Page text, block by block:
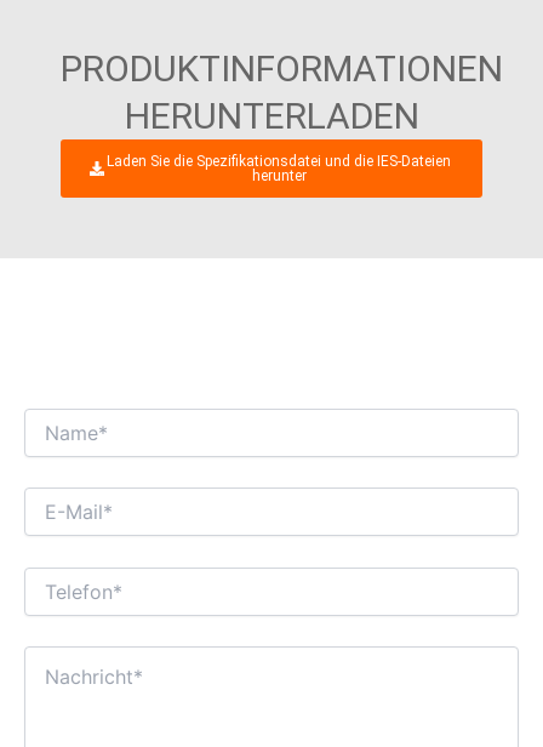
PRODUKTINFORMATIONEN
HERUNTERLADEN
Laden Sie die Spezifikationsdatei und die IES-Dateien
herunter